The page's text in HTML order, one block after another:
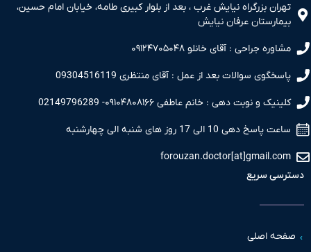
بزرگراه نیایش غرب ، بعد از بلوار کبیری طامه، خیابان امام حسین،
عرفان نیایش
جراحی : آقای خانلو ۰۹۱۲۴۷۰۵۰۴۸
سوالات بعد از عمل : آقای منتظری 09304516119
و نوبت دهی : خانم عاطفی ۰۹۱۰۴۸۰۸۱۶۶- 02149796289
دهی 10 الی 17 روز های شنبه الی چهارشنبه
سریع
اصلی